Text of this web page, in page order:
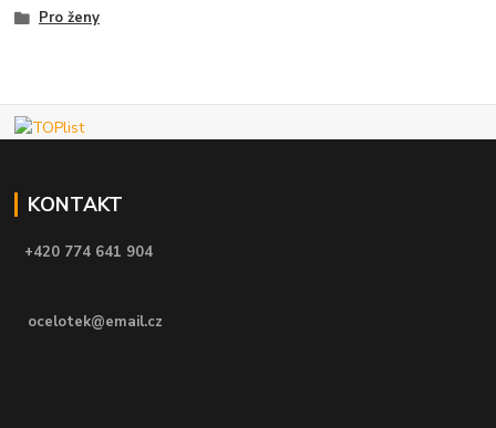
Pro ženy
KONTAKT
+420 774 641 904
ocelotek@email.cz